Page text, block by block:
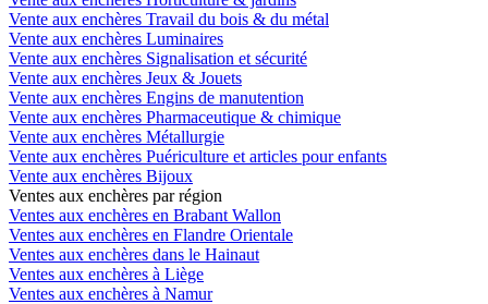
Vente aux enchères Travail du bois & du métal
Vente aux enchères Luminaires
Vente aux enchères Signalisation et sécurité
Vente aux enchères Jeux & Jouets
Vente aux enchères Engins de manutention
Vente aux enchères Pharmaceutique & chimique
Vente aux enchères Métallurgie
Vente aux enchères Puériculture et articles pour enfants
Vente aux enchères Bijoux
Ventes aux enchères par région
Ventes aux enchères en Brabant Wallon
Ventes aux enchères en Flandre Orientale
Ventes aux enchères dans le Hainaut
Ventes aux enchères à Liège
Ventes aux enchères à Namur